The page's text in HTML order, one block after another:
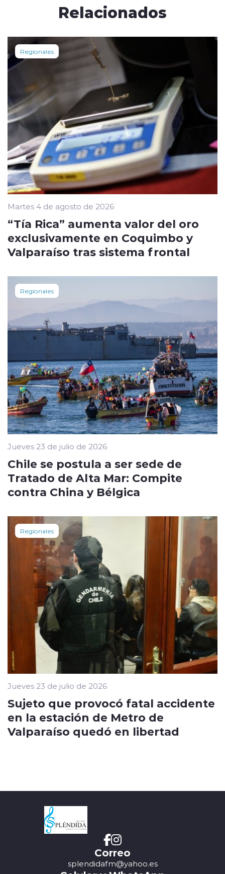
Relacionados
Regionales
Martes 4 de agosto de 2026
“Tía Rica” aumenta valor del oro
exclusivamente en Coquimbo y
Valparaíso tras sistema frontal
Regionales
Jueves 23 de julio de 2026
Chile se postula a ser sede de
Tratado de Alta Mar: Compite
contra China y Bélgica
Regionales
Jueves 23 de julio de 2026
Sujeto que provocó fatal accidente
en la estación de Metro de
Valparaíso quedó en libertad
Correo
splendidafm@yahoo.es